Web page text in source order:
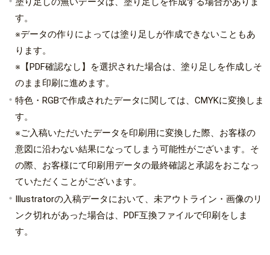
す。
※データの作りによっては塗り足しが作成できないこともあ
ります。
※【PDF確認なし】を選択された場合は、塗り足しを作成しそ
のまま印刷に進めます。
特色・RGBで作成されたデータに関しては、CMYKに変換しま
す。
※ご入稿いただいたデータを印刷用に変換した際、お客様の
意図に沿わない結果になってしまう可能性がございます。そ
の際、お客様にて印刷用データの最終確認と承認をおこなっ
ていただくことがございます。
Illustratorの入稿データにおいて、未アウトライン・画像のリ
ンク切れがあった場合は、PDF互換ファイルで印刷をしま
す。